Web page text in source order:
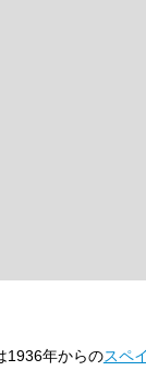
1936年からのスペ